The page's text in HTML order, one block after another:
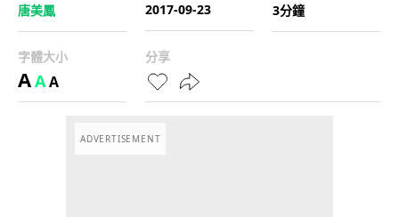
唐美鳳
2017-09-23
3分鐘
字體大小
AAA
分享
ADVERTISEMENT